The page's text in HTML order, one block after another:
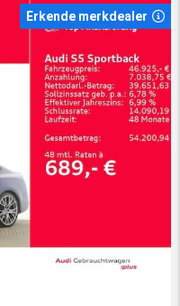
Erkende merkdealer